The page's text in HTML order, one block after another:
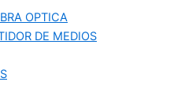
OPTICA
DE MEDIOS